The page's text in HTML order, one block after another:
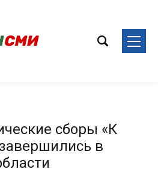
сборы «К
в